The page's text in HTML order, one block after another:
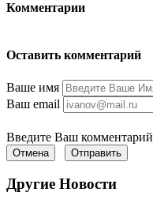
Комментарии
Оставить комментарий
Ваше имя
Ваш email
Введите Ваш комментарий
Отмена Отправить
Другие Новости